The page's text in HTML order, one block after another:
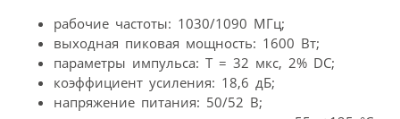
рабочие частоты: 1030/1090 МГц;
выходная пиковая мощность: 1600 Вт;
параметры импульса: Т = 32 мкс, 2% DC;
коэффициент усиления: 18,6 дБ;
напряжение питания: 50/52 В;